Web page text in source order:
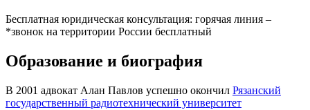
Бесплатная юридическая консультация: горячая линия –
*звонок на территории России бесплатный
Образование и биография
В 2001 адвокат Алан Павлов успешно окончил Рязанский
государственный радиотехнический университет